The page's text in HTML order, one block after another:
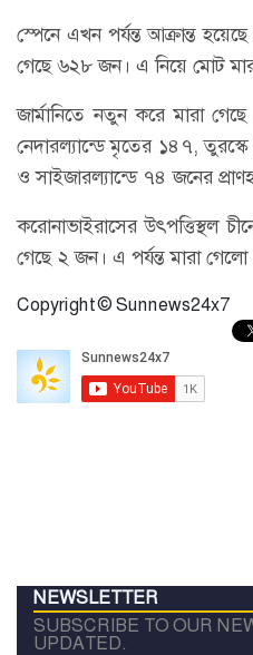
স্পেনে এখন পর্যন্ত আক্রান্ত
গেছে ৬২৮ জন। এ নিয়ে মোট
জার্মানিতে নতুন করে মারা
নেদারল্যান্ডে মৃতের ১৪৭,
ও সাইজারল্যান্ডে ৭৪ জনের
করোনাভাইরাসের উৎপত্তিস্থল
গেছে ২ জন। এ পর্যন্ত মারা
Copyright © Sunnews24x7
NEWSLETTER
SUBSCRIBE TO OUR
UPDATED.